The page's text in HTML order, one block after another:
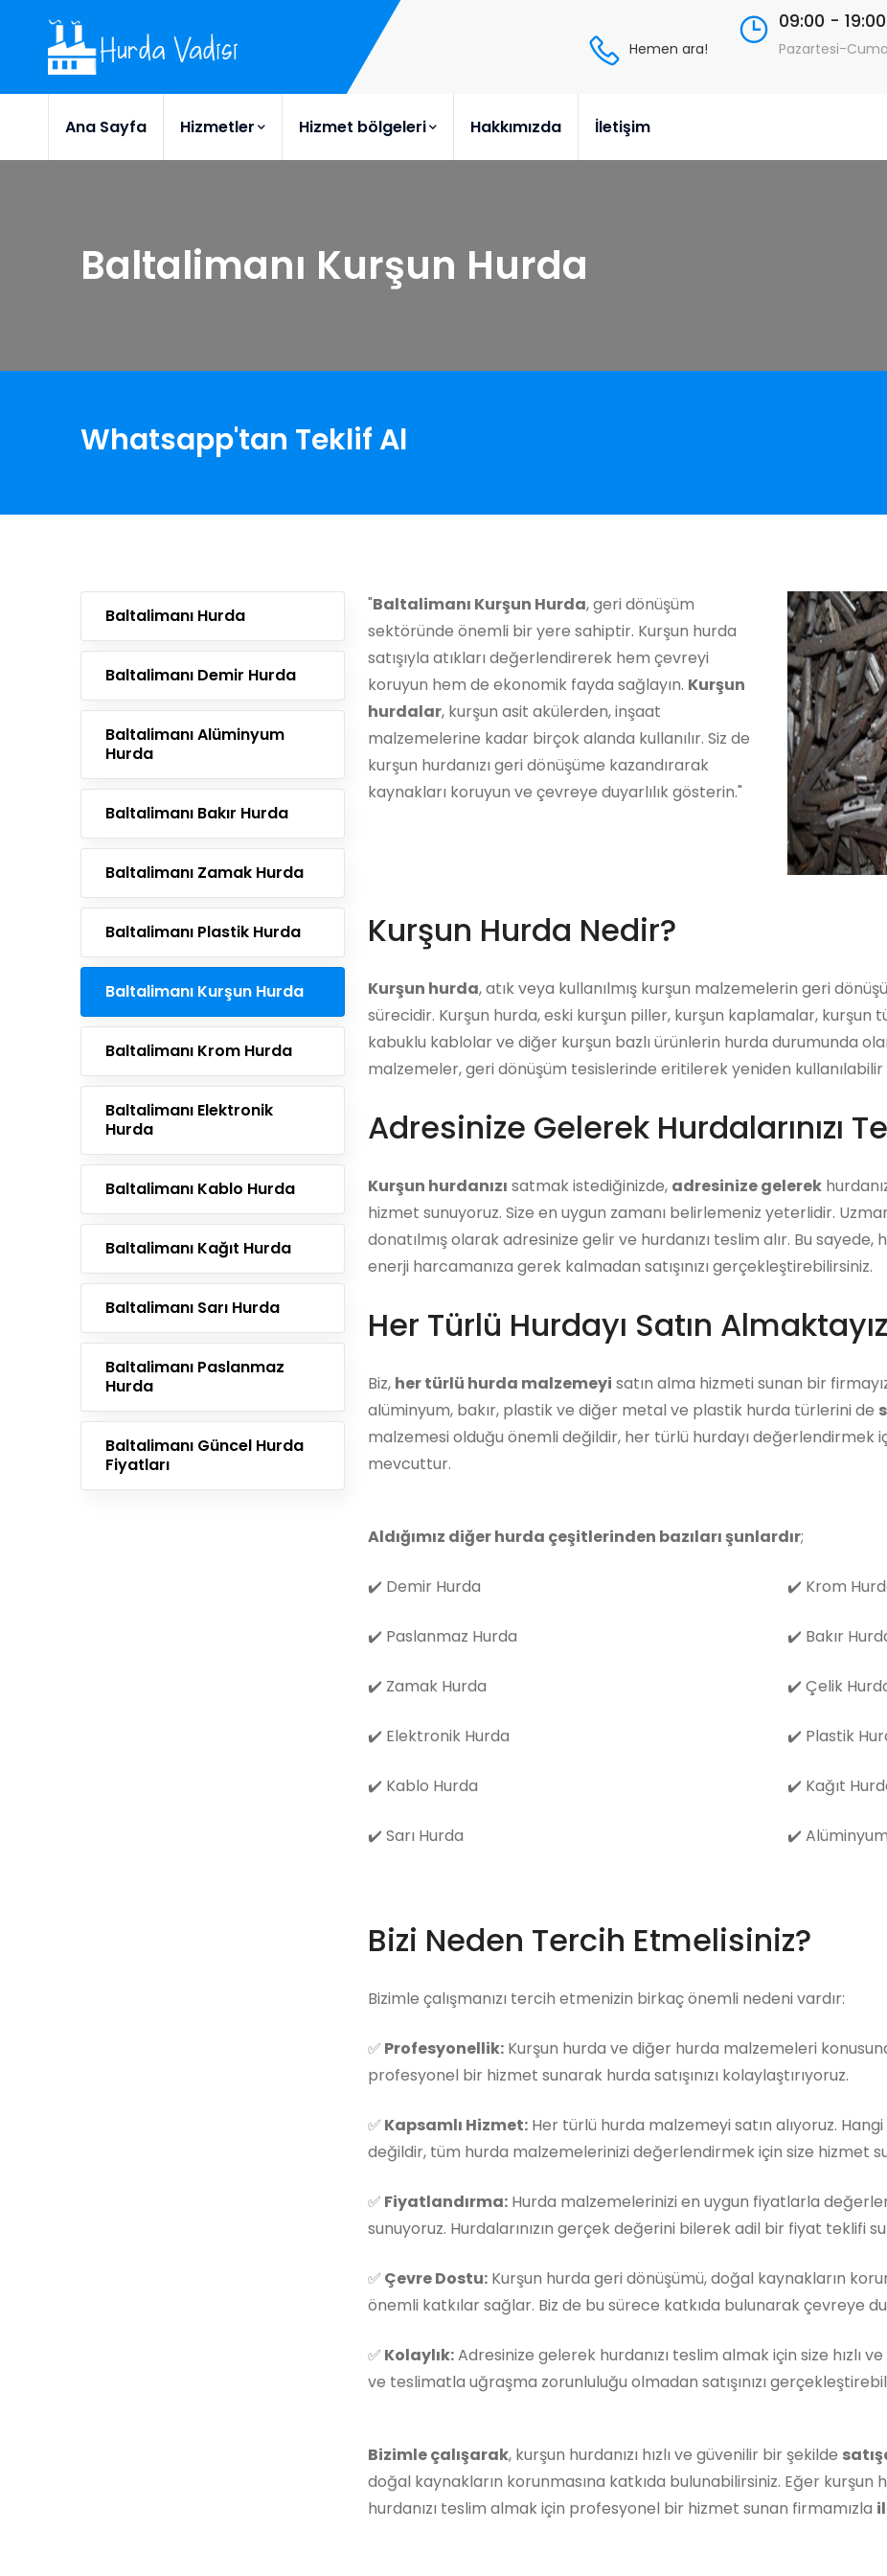
Hemen ara!
09:00 - 19:00
Pazartesi-
Ana Sayfa Hizmetler Hizmet bölgeleri Hakkımızda İletişim
Baltalimanı Kurşun Hurda
Whatsapp'tan Teklif Al
Baltalimanı Hurda
Baltalimanı Demir Hurda
Baltalimanı Alüminyum
Hurda
Baltalimanı Bakır Hurda
Baltalimanı Zamak Hurda
Baltalimanı Plastik Hurda
Baltalimanı Kurşun Hurda
Baltalimanı Krom Hurda
Baltalimanı Elektronik
Hurda
Baltalimanı Kablo Hurda
Baltalimanı Kağıt Hurda
Baltalimanı Sarı Hurda
Baltalimanı Paslanmaz
Hurda
Baltalimanı Güncel Hurda
Fiyatları
"Baltalimanı Kurşun Hurda, geri dönüşüm
sektöründe önemli bir yere sahiptir. Kurşun hurda
satışıyla atıkları değerlendirerek hem çevreyi
koruyun hem de ekonomik fayda sağlayın. Kurşun
hurdalar, kurşun asit akülerden, inşaat
malzemelerine kadar birçok alanda kullanılır. Siz de
kurşun hurdanızı geri dönüşüme kazandırarak
kaynakları koruyun ve çevreye duyarlılık gösterin."
Kurşun Hurda Nedir?
Kurşun hurda, atık veya kullanılmış kurşun malzemelerin geri
sürecidir. Kurşun hurda, eski kurşun piller, kurşun kaplamalar, kurşun
kabuklu kablolar ve diğer kurşun bazlı ürünlerin hurda durumunda
malzemeler, geri dönüşüm tesislerinde eritilerek yeniden
Adresinize Gelerek Hurdalarınızı
Kurşun hurdanızı satmak istediğinizde, adresinize gelerek
hizmet sunuyoruz. Size en uygun zamanı belirlemeniz yeterlidir.
donatılmış olarak adresinize gelir ve hurdanızı teslim alır. Bu
enerji harcamanıza gerek kalmadan satışınızı gerçekleştirebilirsiniz.
Her Türlü Hurdayı Satın Almaktayız
Biz, her türlü hurda malzemeyi satın alma hizmeti sunan bir
alüminyum, bakır, plastik ve diğer metal ve plastik hurda türlerini de
malzemesi olduğu önemli değildir, her türlü hurdayı değerlendirmek
mevcuttur.
Aldığımız diğer hurda çeşitlerinden bazıları şunlardır;
✔️ Demir Hurda
✔️ Paslanmaz Hurda
✔️ Zamak Hurda
✔️ Elektronik Hurda
✔️ Kablo Hurda
✔️ Sarı Hurda
✔️ Krom
✔️ Bakır
✔️ Çelik
✔️ Plastik
✔️ Kağıt
✔️
Bizi Neden Tercih Etmelisiniz?
Bizimle çalışmanızı tercih etmenizin birkaç önemli nedeni vardır:
✅ Profesyonellik: Kurşun hurda ve diğer hurda malzemeleri
profesyonel bir hizmet sunarak hurda satışınızı kolaylaştırıyoruz.
✅ Kapsamlı Hizmet: Her türlü hurda malzemeyi satın alıyoruz.
değildir, tüm hurda malzemelerinizi değerlendirmek için size hizmet
✅ Fiyatlandırma: Hurda malzemelerinizi en uygun fiyatlarla
sunuyoruz. Hurdalarınızın gerçek değerini bilerek adil bir fiyat teklifi
✅ Çevre Dostu: Kurşun hurda geri dönüşümü, doğal kaynakların
önemli katkılar sağlar. Biz de bu sürece katkıda bulunarak çevreye
✅ Kolaylık:Adresinize gelerek hurdanızı teslim almak için size hızlı
ve teslimatla uğraşma zorunluluğu olmadan satışınızı
Bizimle çalışarak, kurşun hurdanızı hızlı ve güvenilir bir şekilde
doğal kaynakların korunmasına katkıda bulunabilirsiniz. Eğer kurşun
hurdanızı teslim almak için profesyonel bir hizmet sunan firmamızla